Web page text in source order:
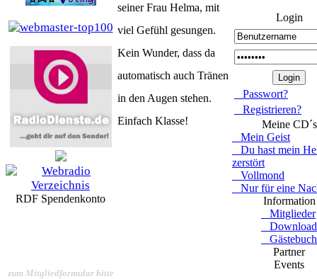
RDF Spendenkonto
zum Mitgliedformular bitte
seiner Frau Helma, mit
viel Gefühl gesungen.
Kein Wunder, dass da
automatisch auch Tränen
in den Augen stehen.
Einfach Klasse!
Login
Passwort?
Registrieren?
Meine CD´s
Mein Geist
Du hast mein
zerstört
Vollmond
Nur für eine
Information
Mitglieder
Download
Gästebuch
Partner
Events